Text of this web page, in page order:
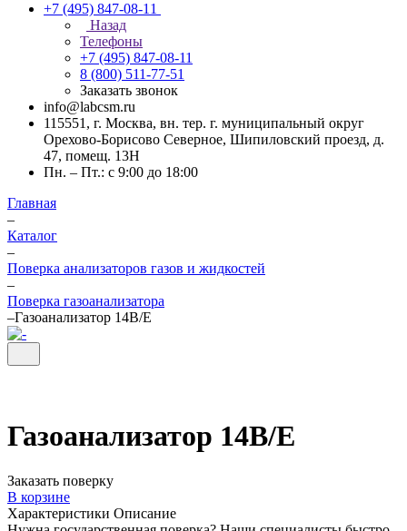
+7 (495) 847-08-11
Назад
Телефоны
+7 (495) 847-08-11
8 (800) 511-77-51
Заказать звонок
info@labcsm.ru
115551, г. Москва, вн. тер. г. муниципальный округ
Орехово-Борисово Северное, Шипиловский проезд, д.
47, помещ. 13Н
Пн. – Пт.: с 9:00 до 18:00
Главная
–
Каталог
–
Поверка анализаторов газов и жидкостей
–
Поверка газоанализатора
–Газоанализатор 14B/E
Газоанализатор 14B/E
Заказать поверку
В корзине
Характеристики Описание